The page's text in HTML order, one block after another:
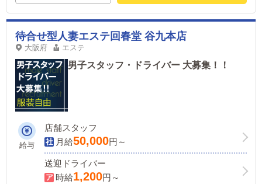
待合せ型人妻エステ回春堂 谷九本店
大阪府 エステ
男子スタッフ・ドライバー 大募集！！
給与
店舗スタッフ
月給50,000円～
送迎ドライバー
時給1,200円～